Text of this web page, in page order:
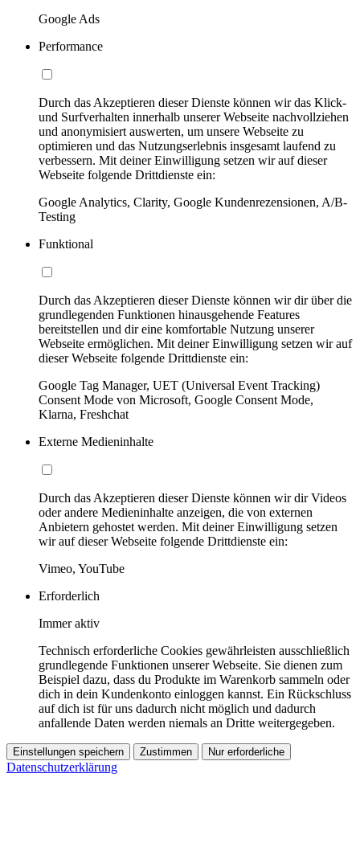
Google Ads
Performance
Durch das Akzeptieren dieser Dienste können wir das Klick-
und Surfverhalten innerhalb unserer Webseite nachvollziehen
und anonymisiert auswerten, um unsere Webseite zu
optimieren und das Nutzungserlebnis insgesamt laufend zu
verbessern. Mit deiner Einwilligung setzen wir auf dieser
Webseite folgende Drittdienste ein:
Google Analytics, Clarity, Google Kundenrezensionen, A/B-
Testing
Funktional
Durch das Akzeptieren dieser Dienste können wir dir über die
grundlegenden Funktionen hinausgehende Features
bereitstellen und dir eine komfortable Nutzung unserer
Webseite ermöglichen. Mit deiner Einwilligung setzen wir auf
dieser Webseite folgende Drittdienste ein:
Google Tag Manager, UET (Universal Event Tracking)
Consent Mode von Microsoft, Google Consent Mode,
Klarna, Freshchat
Externe Medieninhalte
Durch das Akzeptieren dieser Dienste können wir dir Videos
oder andere Medieninhalte anzeigen, die von externen
Anbietern gehostet werden. Mit deiner Einwilligung setzen
wir auf dieser Webseite folgende Drittdienste ein:
Vimeo, YouTube
Erforderlich
Immer aktiv
Technisch erforderliche Cookies gewährleisten ausschließlich
grundlegende Funktionen unserer Webseite. Sie dienen zum
Beispiel dazu, dass du Produkte im Warenkorb sammeln oder
dich in dein Kundenkonto einloggen kannst. Ein Rückschluss
auf dich ist für uns dadurch nicht möglich und dadurch
anfallende Daten werden niemals an Dritte weitergegeben.
Einstellungen speichern Zustimmen Nur erforderliche
Datenschutzerklärung